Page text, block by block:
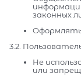
законных
Оформлять
3.2.
Не
или